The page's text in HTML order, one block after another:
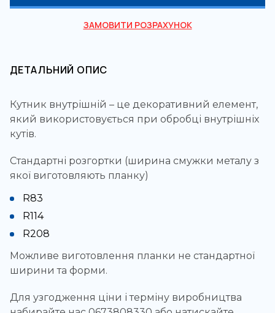
ЗАМОВИТИ РОЗРАХУНОК
ДЕТАЛЬНИЙ ОПИС
Кутник внутрішній – це декоративний елемент,
який використовується при обробці внутрішніх
кутів.
Стандартні розгортки (ширина смужки металу з
якої виготовляють планку)
R83
R114
R208
Можливе виготовлення планки не стандартної
ширини та форми.
Для узгодження ціни і терміну виробництва